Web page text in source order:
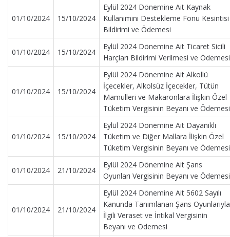
01/10/2024 15/10/2024
Eylül 2024 Dönemine Ait Kaynak
Kullanımını Destekleme Fonu Kesintisi
Bildirimi ve Ödemesi
01/10/2024 15/10/2024
Eylül 2024 Dönemine Ait Ticaret Sicili
Harçları Bildirimi Verilmesi ve Ödemesi
01/10/2024 15/10/2024
Eylül 2024 Dönemine Ait Alkollü
İçecekler, Alkolsüz İçecekler, Tütün
Mamulleri ve Makaronlara İlişkin Özel
Tüketim Vergisinin Beyanı ve Ödemesi
01/10/2024 15/10/2024
Eylül 2024 Dönemine Ait Dayanıklı
Tüketim ve Diğer Mallara İlişkin Özel
Tüketim Vergisinin Beyanı ve Ödemesi
01/10/2024 21/10/2024
Eylül 2024 Dönemine Ait Şans
Oyunları Vergisinin Beyanı ve Ödemesi
01/10/2024 21/10/2024
Eylül 2024 Dönemine Ait 5602 Sayılı
Kanunda Tanımlanan Şans Oyunlarıyla
İlgili Veraset ve İntikal Vergisinin
Beyanı ve Ödemesi